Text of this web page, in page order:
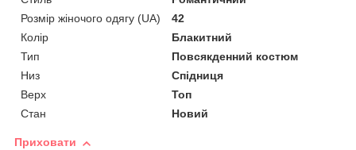
Розмір жіночого одягу (UA)
42
Колір
Блакитний
Тип
Повсякденний костюм
Низ
Спідниця
Верх
Топ
Стан
Новий
Приховати